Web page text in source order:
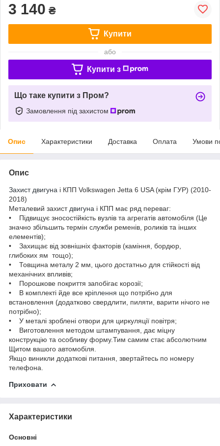
3 140 ₴
Купити
або
Купити з
Що таке купити з Пром?
Замовлення під захистом
Опис Характеристики Доставка Оплата Умови
Опис
Захист двигуна і КПП Volkswagen Jetta 6 USA (крім ГУР) (2010-
2018)
Металевий захист двигуна і КПП має ряд переваг:
• Підвищує зносостійкість вузлів та агрегатів автомобіля (Це
значно збільшить термін служби ременів, роликів та інших
елементів);
• Захищає від зовнішніх факторів (каміння, бордюр,
глибоких ям тощо);
• Товщина металу 2 мм, цього достатньо для стійкості від
механічних впливів;
• Порошкове покриття запобігає корозії;
• В комплекті йде все кріплення що потрібно для
встановлення (додатково свердлити, пиляти, варити нічого не
потрібно);
• У металі зроблені отвори для циркуляції повітря;
• Виготовлення методом штампування, дає міцну
конструкцію та особливу форму.Тим самим стає абсолютним
Щитом вашого автомобіля.
Якщо виникли додаткові питання, звертайтесь по номеру
телефона.
Приховати
Характеристики
Основні